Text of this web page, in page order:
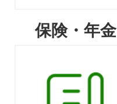
保険・年金